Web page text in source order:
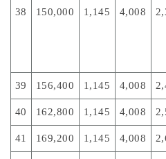
38 150,000 1,145 4,008
39 156,400 1,145 4,008
40 162,800 1,145 4,008
41 169,200 1,145 4,008